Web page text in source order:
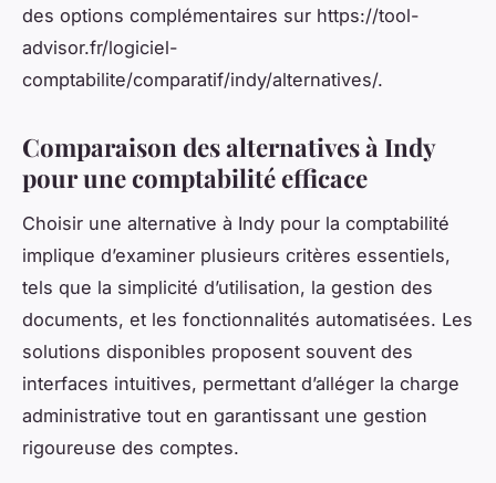
des options complémentaires sur https://tool-
advisor.fr/logiciel-
comptabilite/comparatif/indy/alternatives/.
Comparaison des alternatives à Indy
pour une comptabilité efficace
Choisir une alternative à Indy pour la comptabilité
implique d’examiner plusieurs critères essentiels,
tels que la simplicité d’utilisation, la gestion des
documents, et les fonctionnalités automatisées. Les
solutions disponibles proposent souvent des
interfaces intuitives, permettant d’alléger la charge
administrative tout en garantissant une gestion
rigoureuse des comptes.